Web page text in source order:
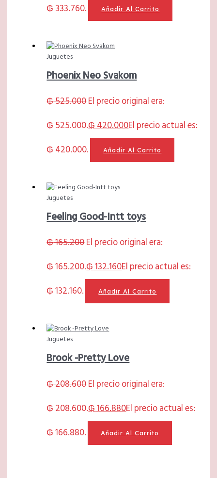
₲ 333.760. Añadir Al Carrito
Juguetes
Phoenix Neo Svakom
₲525.000El precio original era:
₲ 525.000.₲420.000El precio actual es:
₲ 420.000.
Añadir Al Carrito
Juguetes
Feeling Good-Intt toys
₲165.200El precio original era:
₲ 165.200.₲132.160El precio actual es:
₲ 132.160.
Añadir Al Carrito
Juguetes
Brook -Pretty Love
₲208.600El precio original era:
₲ 208.600.₲166.880El precio actual es:
₲ 166.880.
Añadir Al Carrito